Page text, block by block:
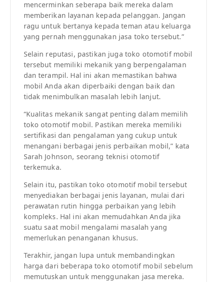
mencerminkan seberapa baik mereka dalam
memberikan layanan kepada pelanggan. Jangan
ragu untuk bertanya kepada teman atau keluarga
yang pernah menggunakan jasa toko tersebut.”
Selain reputasi, pastikan juga toko otomotif mobil
tersebut memiliki mekanik yang berpengalaman
dan terampil. Hal ini akan memastikan bahwa
mobil Anda akan diperbaiki dengan baik dan
tidak menimbulkan masalah lebih lanjut.
“Kualitas mekanik sangat penting dalam memilih
toko otomotif mobil. Pastikan mereka memiliki
sertifikasi dan pengalaman yang cukup untuk
menangani berbagai jenis perbaikan mobil,” kata
Sarah Johnson, seorang teknisi otomotif
terkemuka.
Selain itu, pastikan toko otomotif mobil tersebut
menyediakan berbagai jenis layanan, mulai dari
perawatan rutin hingga perbaikan yang lebih
kompleks. Hal ini akan memudahkan Anda jika
suatu saat mobil mengalami masalah yang
memerlukan penanganan khusus.
Terakhir, jangan lupa untuk membandingkan
harga dari beberapa toko otomotif mobil sebelum
memutuskan untuk menggunakan jasa mereka.